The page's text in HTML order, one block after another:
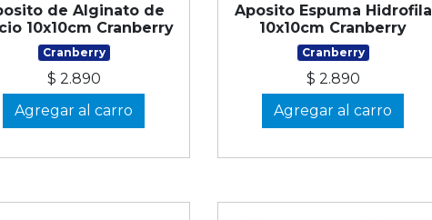
de Alginato de
10x10cm Cranberry
Cranberry
$ 2.890
Agregar al carro
Aposito Espuma Hidrofila
10x10cm Cranberry
Cranberry
$ 2.890
Agregar al carro